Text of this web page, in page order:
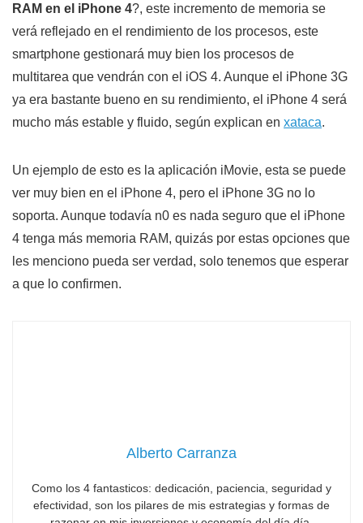
RAM en el iPhone 4?, este incremento de memoria se
verá reflejado en el rendimiento de los procesos, este
smartphone gestionará muy bien los procesos de
multitarea que vendrán con el iOS 4. Aunque el iPhone 3G
ya era bastante bueno en su rendimiento, el iPhone 4 será
mucho más estable y fluido, según explican en xataca.
Un ejemplo de esto es la aplicación iMovie, esta se puede
ver muy bien en el iPhone 4, pero el iPhone 3G no lo
soporta. Aunque todavía n0 es nada seguro que el iPhone
4 tenga más memoria RAM, quizás por estas opciones que
les menciono pueda ser verdad, solo tenemos que esperar
a que lo confirmen.
Alberto Carranza
Como los 4 fantasticos: dedicación, paciencia, seguridad y
efectividad, son los pilares de mis estrategias y formas de